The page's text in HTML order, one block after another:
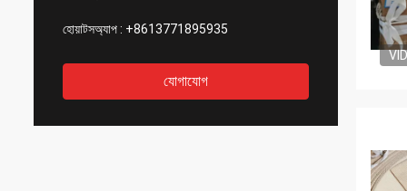
হোয়াটসঅ্যাপ : +8613771895935
যোগাযোগ